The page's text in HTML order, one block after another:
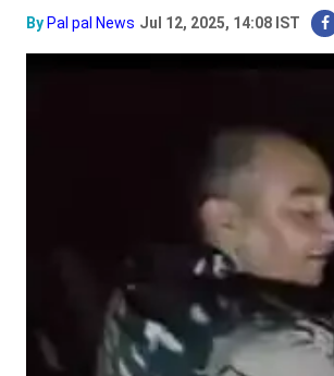
By Pal pal News Jul 12, 2025, 14:08 IST